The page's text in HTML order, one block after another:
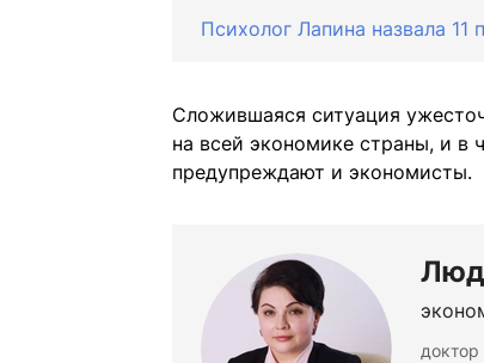
Психолог Лапина назвала
Сложившаяся ситуация
на всей экономике страны, и в
предупреждают и экономисты.